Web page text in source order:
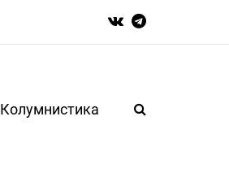
Колумнистика